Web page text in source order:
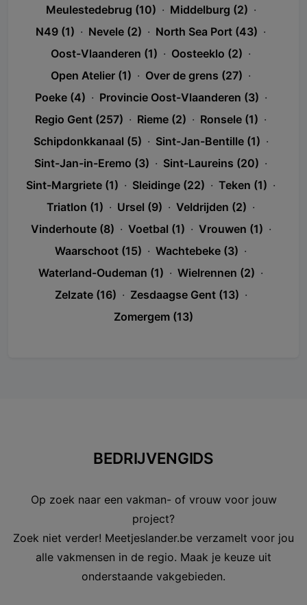
Meulestedebrug (10) · Middelburg (2) ·
N49 (1) · Nevele (2) · North Sea Port (43) ·
Oost-Vlaanderen (1) · Oosteeklo (2) ·
Open Atelier (1) · Over de grens (27) ·
Poeke (4) · Provincie Oost-Vlaanderen (3) ·
Regio Gent (257) · Rieme (2) · Ronsele (1) ·
Schipdonkkanaal (5) · Sint-Jan-Bentille (1) ·
Sint-Jan-in-Eremo (3) · Sint-Laureins (20) ·
Sint-Margriete (1) · Sleidinge (22) · Teken (1) ·
Triatlon (1) · Ursel (9) · Veldrijden (2) ·
Vinderhoute (8) · Voetbal (1) · Vrouwen (1) ·
Waarschoot (15) · Wachtebeke (3) ·
Waterland-Oudeman (1) · Wielrennen (2) ·
Zelzate (16) · Zesdaagse Gent (13) ·
Zomergem (13)
BEDRIJVENGIDS
Op zoek naar een vakman- of vrouw voor jouw
project?
Zoek niet verder! Meetjeslander.be verzamelt voor jou
alle vakmensen in de regio. Maak je keuze uit
onderstaande vakgebieden.